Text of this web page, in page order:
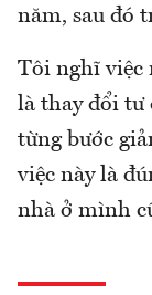
năm, sau đó
Tôi nghĩ việc
là thay đổi tư
từng bước
việc này là
nhà ở mình